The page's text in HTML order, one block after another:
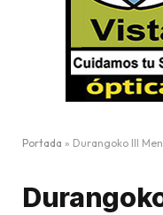
Portada » Durangoko III